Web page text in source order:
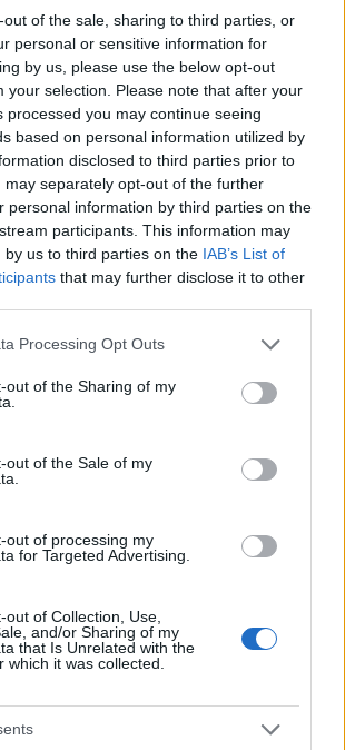
out of the sale, sharing to third parties, or
personal or sensitive information for
by us, please use the below opt-out
your selection. Please note that after your
processed you may continue seeing
based on personal information utilized by
disclosed to third parties prior to
may separately opt-out of the further
personal information by third parties on the
participants. This information may
by us to third parties on the IAB’s List of
that may further disclose it to other
website/app uses one or more Google
visit or usage behaviour. You may click to
to Google and its third-party tags to
below specified purposes in below Google
Processing Opt Outs
out of the Sharing of my
out of the Sale of my
out of processing my
for Targeted Advertising.
out of Collection, Use,
and/or Sharing of my
that Is Unrelated with the
which it was collected.
avaliam impacto dos investimentos